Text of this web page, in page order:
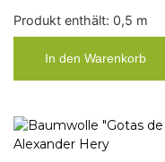
Produkt enthält: 0,5 m
In den Warenkorb